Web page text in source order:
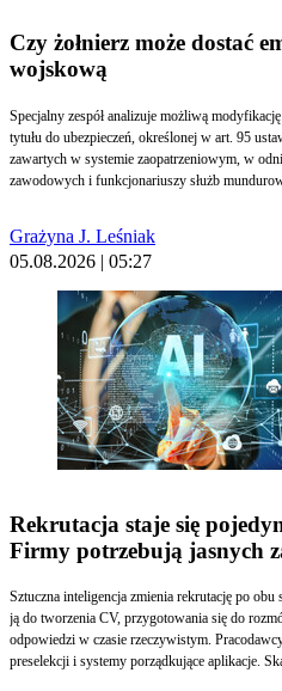
Czy żołnierz może dostać
wojskową
Specjalny zespół analizuje możliwą
tytułu do ubezpieczeń, określonej w art. 95
zawartych w systemie zaopatrzeniowym, w
zawodowych i funkcjonariuszy służb
TK trafiła skarga konstytucyjna w tej sprawie.
Grażyna J. Leśniak
05.08.2026 | 05:27
Rekrutacja staje się
Firmy potrzebują jasnych
Sztuczna inteligencja zmienia rekrutację po
ją do tworzenia CV, przygotowania się do
odpowiedzi w czasie rzeczywistym.
preselekcji i systemy porządkujące aplikacje.